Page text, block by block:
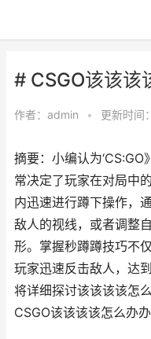
# CSGO该该该
作者： admin • 更新时间
摘要：小编认为
常决定了玩家在对局中
内迅速进行蹲下操作，
敌人的视线，或者调整
形。掌握秒蹲蹲技巧不
玩家迅速反击敌人，达
将详细探讨该该该该怎
CSGO该该该该怎么办